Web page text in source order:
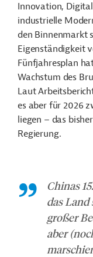
Innovation,
industrielle
den Binnenmarkt
Eigenständigkeit
Fünfjahresplan
Wachstum des
Laut
es aber für 2026
liegen – das
Regierung.
Chinas
das
großer
aber